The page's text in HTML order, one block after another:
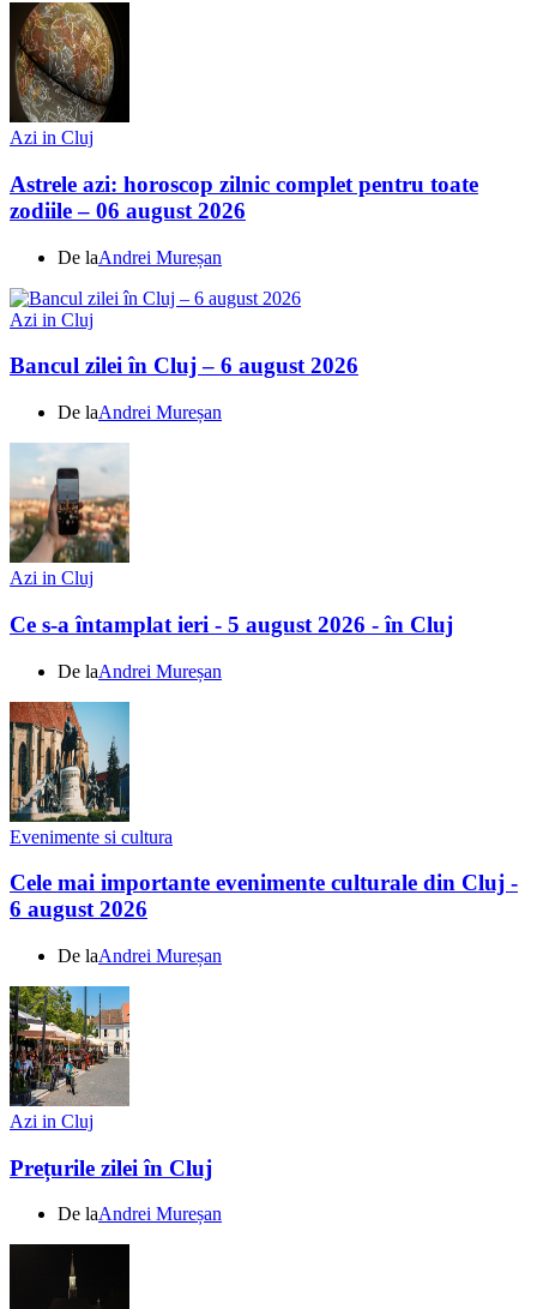
Azi in Cluj
Astrele azi: horoscop zilnic complet pentru toate
zodiile – 06 august 2026
De laAndrei Mureșan
Azi in Cluj
Bancul zilei în Cluj – 6 august 2026
De laAndrei Mureșan
Azi in Cluj
Ce s-a întamplat ieri - 5 august 2026 - în Cluj
De laAndrei Mureșan
Evenimente si cultura
Cele mai importante evenimente culturale din Cluj -
6 august 2026
De laAndrei Mureșan
Azi in Cluj
Prețurile zilei în Cluj
De laAndrei Mureșan